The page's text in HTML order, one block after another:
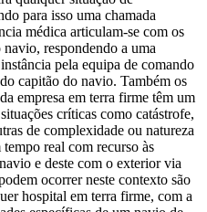
para isso uma chamada
médica articulam-se com os
respondendo a uma
pela equipa de comando
capitão do navio. Também os
empresa em terra firme têm um
críticas como catástrofe,
de complexidade ou natureza
real com recurso às
e deste com o exterior via
ocorrer neste contexto são
hospital em terra firme, com a